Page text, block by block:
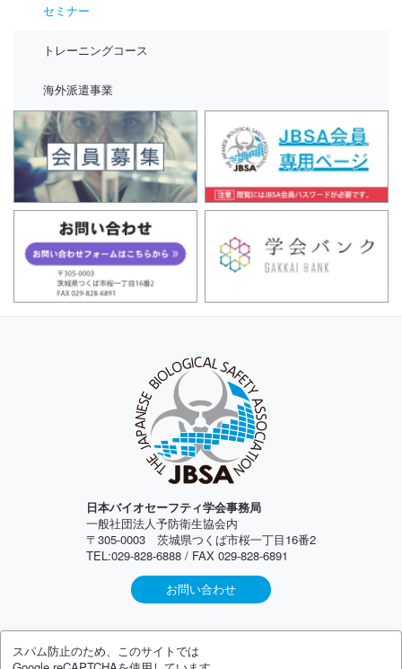
セミナー
トレーニングコース
海外派遣事業
日本バイオセーフティ学会事務局
一般社団法人予防衛生協会内
〒305-0003 茨城県つくば市桜一丁目16番2
TEL:029-828-6888 / FAX 029-828-6891
お問い合わせ
スパム防止のため、このサイトでは